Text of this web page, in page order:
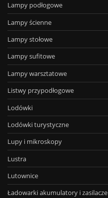
Lampy podłogowe
Lampy ścienne
Lampy stołowe
Lampy sufitowe
Lampy warsztatowe
Listwy przypodłogowe
Lodówki
Lodówki turystyczne
Lupy i mikroskopy
Lustra
Lutownice
Ładowarki akumulatory i zasilacze